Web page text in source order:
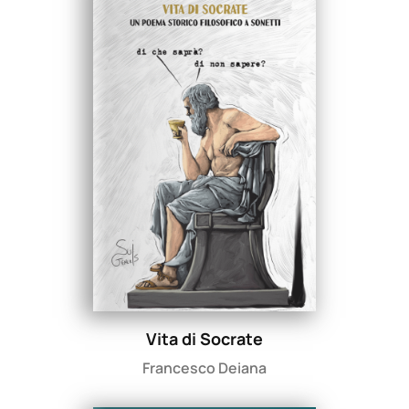
Vita di Socrate
Francesco Deiana